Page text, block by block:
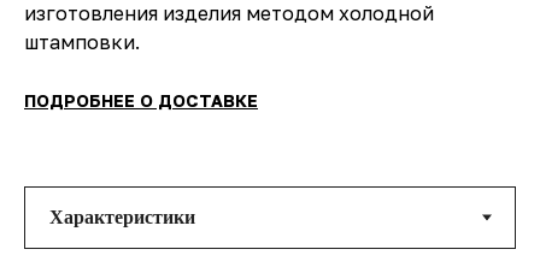
изготовления изделия методом холодной
штамповки.
ПОДРОБНЕЕ О ДОСТАВКЕ